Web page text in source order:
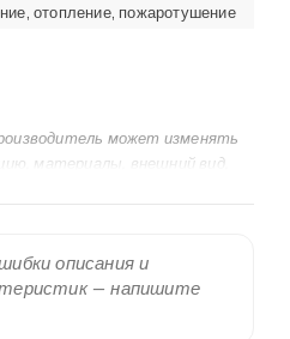
отопление, пожаротушение
может изменять
материалы, внешний вид,
сертификатах, маркировке
Информация,
для ознакомления и
описания и
— напишите